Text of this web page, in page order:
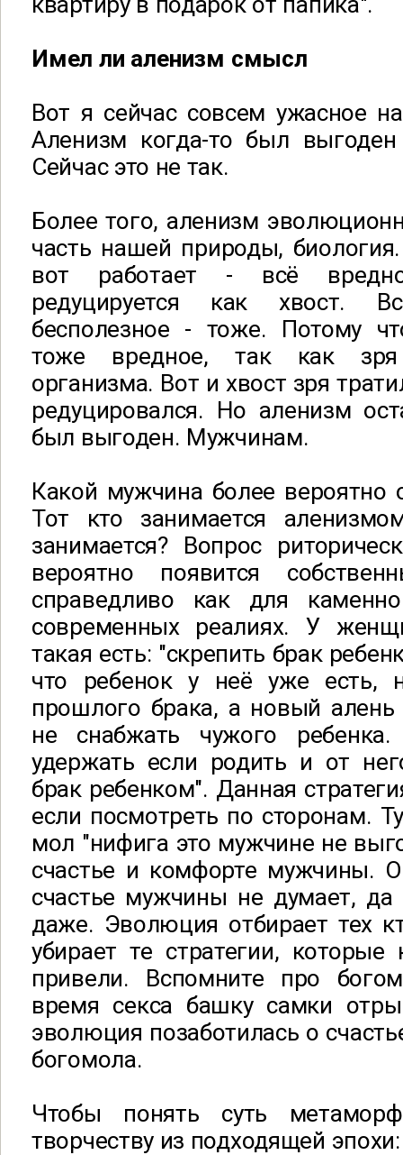
Имел ли аленизм смысл
Вот я сейчас совсем ужасное
Аленизм когда-то был
Сейчас это не так.
Более того, аленизм
часть нашей природы,
вот работает - всё
редуцируется как хвост.
бесполезное - тоже. Потому
тоже вредное, так как
организма. Вот и хвост зря
редуцировался. Но аленизм
был выгоден. Мужчинам.
Какой мужчина более вероятно
Тот кто занимается
занимается? Вопрос
вероятно появится
справедливо как для
современных реалиях. У
такая есть: "скрепить брак
что ребенок у неё уже есть,
прошлого брака, а новый
не снабжать чужого
удержать если родить и от
брак ребенком". Данная
если посмотреть по сторонам.
мол "нифига это мужчине не
счастье и комфорте мужчины.
счастье мужчины не думает,
даже. Эволюция отбирает тех
убирает те стратегии,
привели. Вспомните про
время секса башку самки
эволюция позаботилась о
богомола.
Чтобы понять суть
творчеству из подходящей эпохи: